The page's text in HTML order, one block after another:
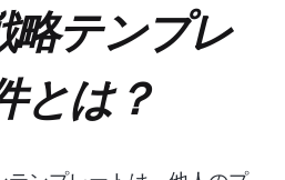
略テンプレ
とは？